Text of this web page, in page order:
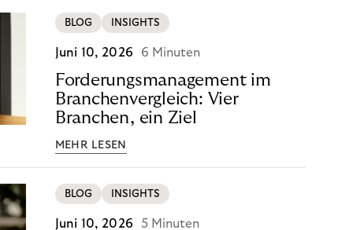
BLOG INSIGHTS
Juni 10, 2026 6 Minuten
Forderungsmanagement im
Branchenvergleich: Vier
Branchen, ein Ziel
MEHR LESEN
BLOG INSIGHTS
Juni 10, 2026 5 Minuten